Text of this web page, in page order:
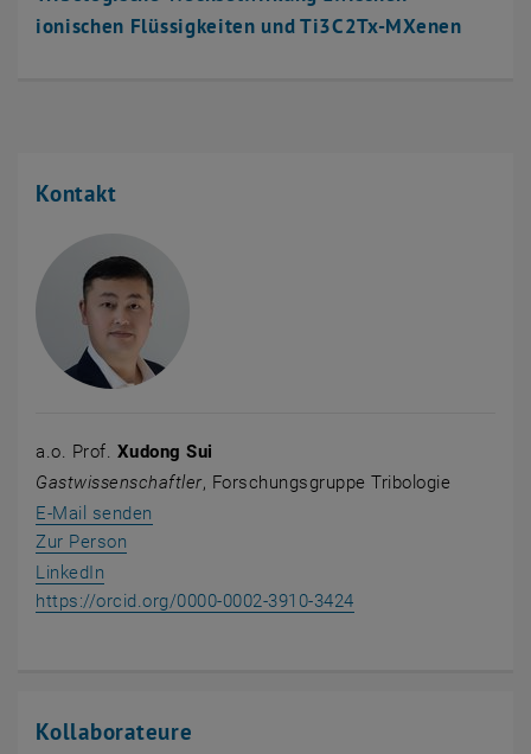
ionischen Flüssigkeiten und Ti3C2Tx-MXenen
Kontakt
a.o. Prof. Xudong Sui
Gastwissenschaftler, Forschungsgruppe Tribologie
E-Mail senden
Zur Person
LinkedIn
https://orcid.org/0000-0002-3910-3424, öffnet eine externe
Kollaborateure